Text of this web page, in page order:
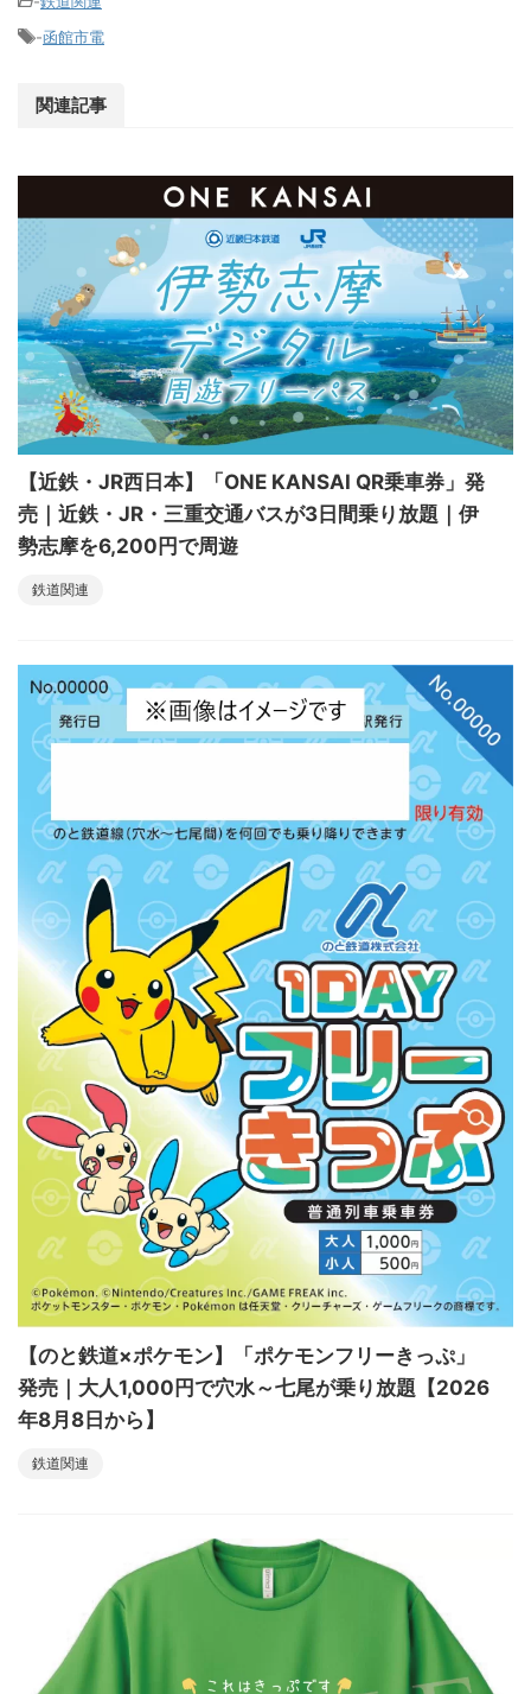
-函館市電
関連記事
【近鉄・JR西日本】「ONE KANSAI QR乗車券」発
売｜近鉄・JR・三重交通バスが3日間乗り放題｜伊
勢志摩を6,200円で周遊
鉄道関連
【のと鉄道×ポケモン】「ポケモンフリーきっぷ」
発売｜大人1,000円で穴水～七尾が乗り放題【2026
年8月8日から】
鉄道関連